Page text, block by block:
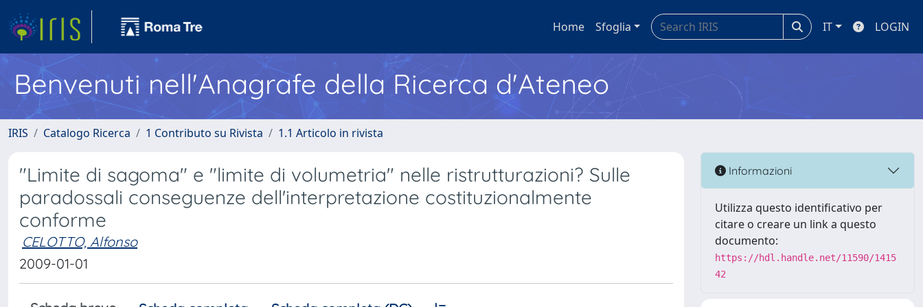
Home Sfoglia IT LOGIN
Benvenuti nell'Anagrafe della Ricerca d'Ateneo
IRIS Catalogo Ricerca 1 Contributo su Rivista 1.1 Articolo in rivista
"Limite di sagoma" e "limite di volumetria" nelle ristrutturazioni? Sulle
paradossali conseguenze dell'interpretazione costituzionalmente
conforme
CELOTTO, Alfonso
2009-01-01
Informazioni
Utilizza questo identificativo per
citare o creare un link a questo
documento:
https://hdl.handle.net/11590/1415
42